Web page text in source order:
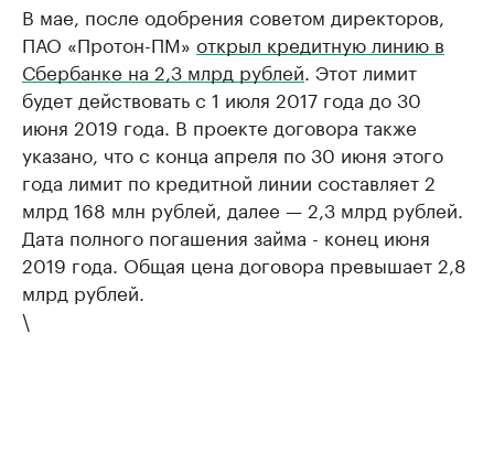
В мае, после одобрения советом директоров,
ПАО «Протон-ПМ» открыл кредитную линию в
Сбербанке на 2,3 млрд рублей . Этот лимит
будет действовать с 1 июля 2017 года до 30
июня 2019 года. В проекте договора также
указано, что с конца апреля по 30 июня этого
года лимит по кредитной линии составляет 2
млрд 168 млн рублей, далее — 2,3 млрд рублей.
Дата полного погашения займа - конец июня
2019 года. Общая цена договора превышает 2,8
млрд рублей.
\